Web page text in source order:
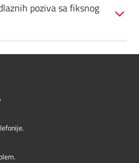
poziva sa fiksnog